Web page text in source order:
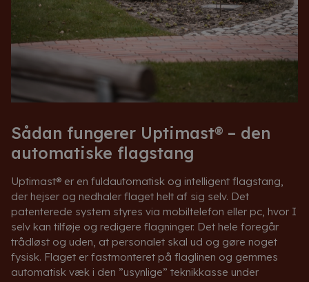
Sådan fungerer Uptimast® – den
automatiske flagstang
Uptimast® er en fuldautomatisk og intelligent flagstang,
der hejser og nedhaler flaget helt af sig selv. Det
patenterede system styres via mobiltelefon eller pc, hvor I
selv kan tilføje og redigere flagninger. Det hele foregår
trådløst og uden, at personalet skal ud og gøre noget
fysisk. Flaget er fastmonteret på flaglinen og gemmes
automatisk væk i den ”usynlige” teknikkasse under